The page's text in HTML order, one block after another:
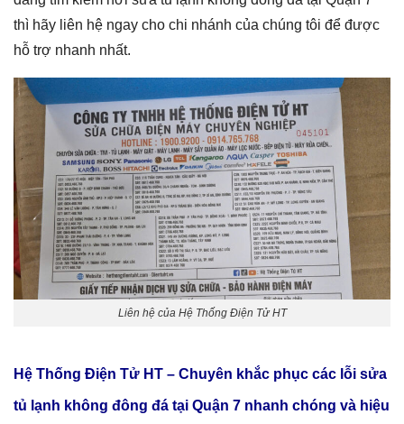
thì hãy liên hệ ngay cho chi nhánh của chúng tôi để được
hỗ trợ nhanh nhất.
Liên hệ của Hệ Thống Điện Tử HT
Hệ Thống Điện Tử HT – Chuyên khắc phục các lỗi sửa
tủ lạnh không đông đá tại Quận 7 nhanh chóng và hiệu